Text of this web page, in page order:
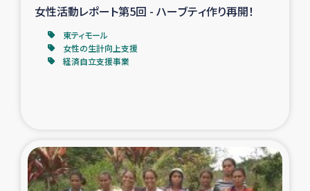
インターン・ボランティア日誌
経済自立支援事業
ガザ地区における羊の畜産支援
女性活動レポート第5回 - ハーブティ作り再開！
東ティモール
女性の生計向上支援
経済自立支援事業